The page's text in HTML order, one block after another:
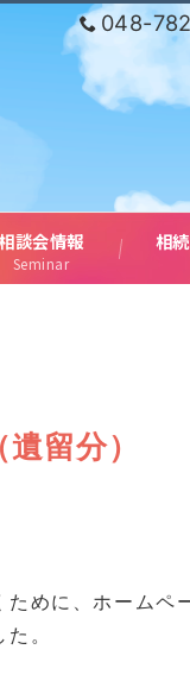
048-
談会情報
Seminar
相
留分）
めに、ホーム
。